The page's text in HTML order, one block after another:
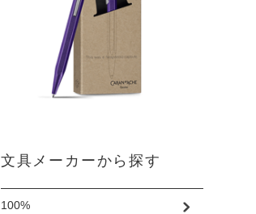
文具メーカーから探す
100%